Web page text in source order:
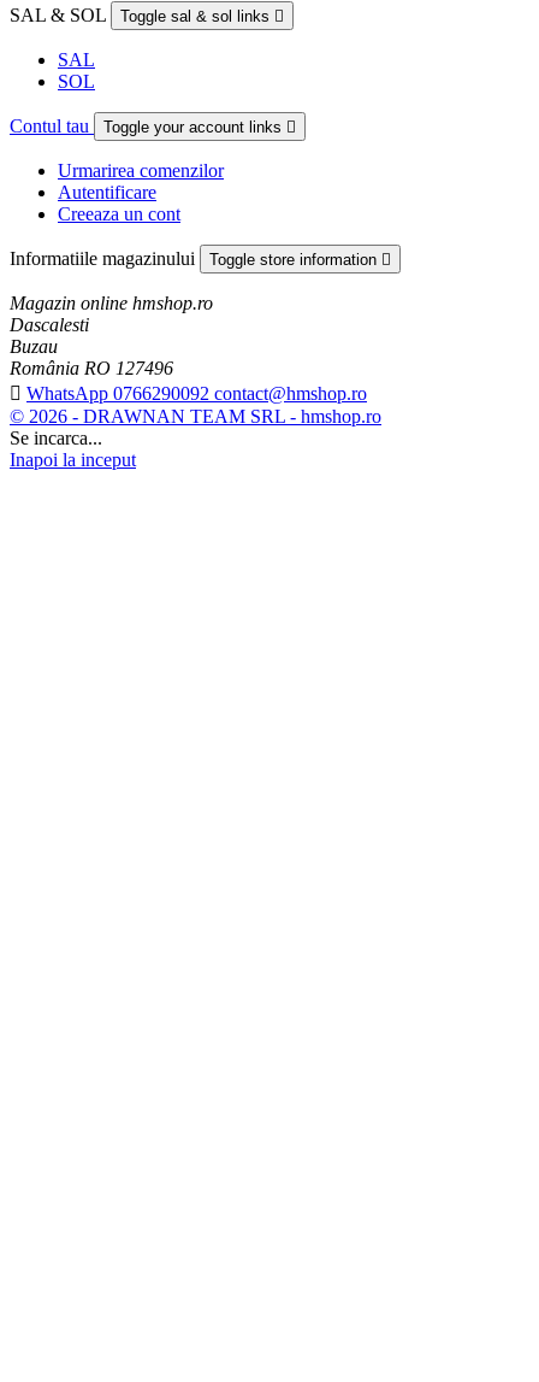
SAL & SOL Toggle sal & sol links 
SAL
SOL
Contul tau Toggle your account links 
Urmarirea comenzilor
Autentificare
Creeaza un cont
Informatiile magazinului Toggle store information 
Magazin online hmshop.ro
Dascalesti
Buzau
România RO 127496
 WhatsApp 0766290092 contact@hmshop.ro
© 2026 - DRAWNAN TEAM SRL - hmshop.ro
Se incarca...
Inapoi la inceput